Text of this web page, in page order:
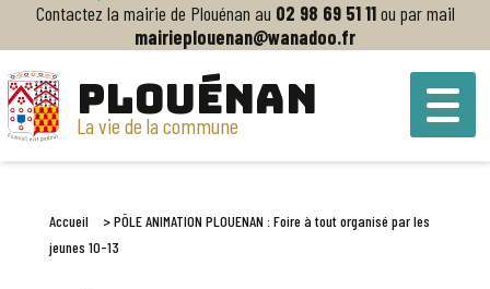
Contactez la mairie de Plouénan au 02 98 69 51 11ou par mail
mairieplouenan@wanadoo.fr
PLOUÉNAN
La vie de la commune
Accueil >PÔLE ANIMATION PLOUENAN : Foire à tout organisé par les
jeunes 10-13